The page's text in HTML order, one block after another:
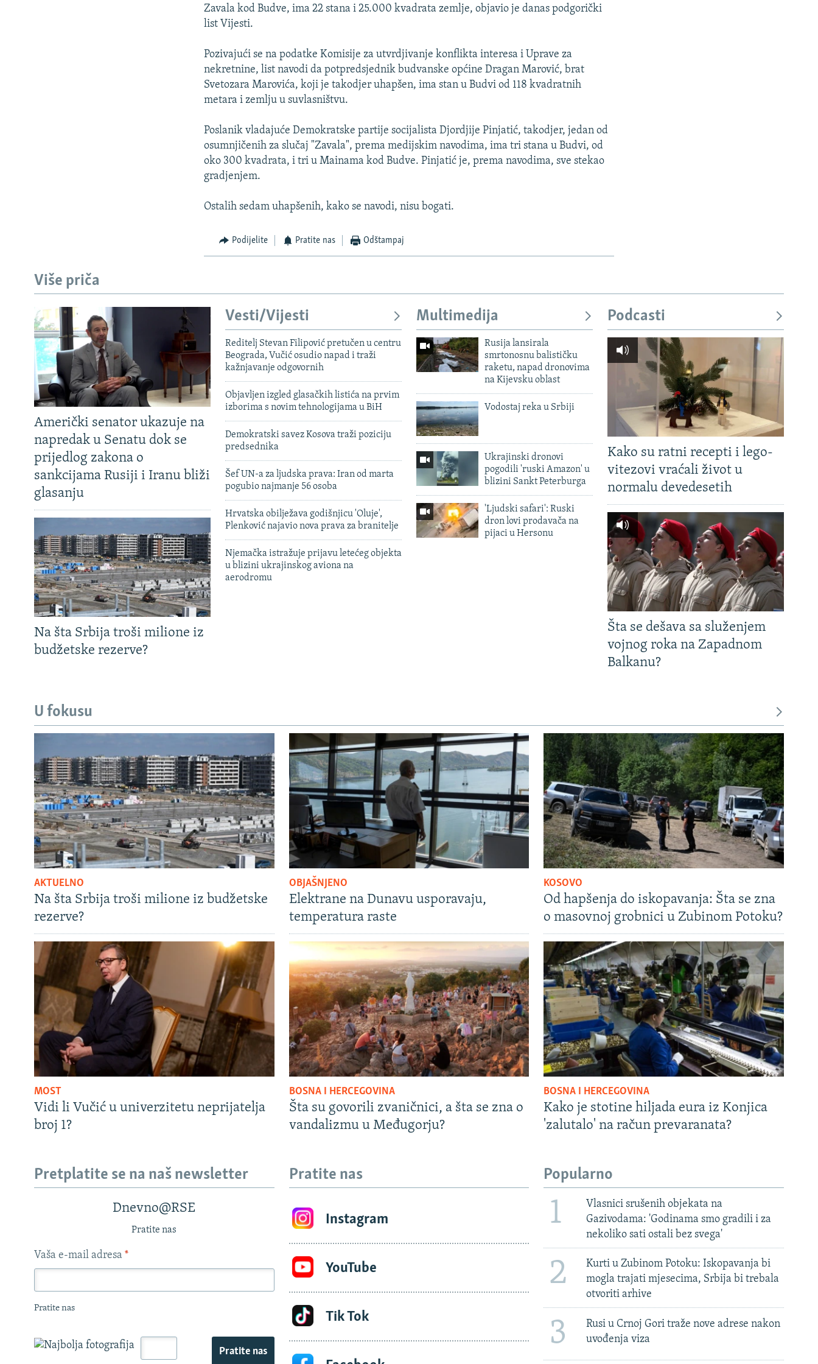
Zavala kod Budve, ima 22 stana i 25.000 kvadrata zemlje, objavio je danas podgorički
list Vijesti.
Pozivajući se na podatke Komisije za utvrdjivanje konflikta interesa i Uprave za
nekretnine, list navodi da potpredsjednik budvanske općine Dragan Marović, brat
Svetozara Marovića, koji je takodjer uhapšen, ima stan u Budvi od 118 kvadratnih
metara i zemlju u suvlasništvu.
Poslanik vladajuće Demokratske partije socijalista Djordjije Pinjatić, takodjer, jedan od
osumnjičenih za slučaj "Zavala", prema medijskim navodima, ima tri stana u Budvi, od
oko 300 kvadrata, i tri u Mainama kod Budve. Pinjatić je, prema navodima, sve stekao
gradjenjem.
Ostalih sedam uhapšenih, kako se navodi, nisu bogati.
Podijelite Pratite nas Odštampaj
Više priča
Američki senator ukazuje na
napredak u Senatu dok se
prijedlog zakona o
sankcijama Rusiji i Iranu bliži
glasanju
Na šta Srbija troši milione iz
budžetske rezerve?
Vesti/Vijesti
Reditelj Stevan Filipović pretučen u centru
Beograda, Vučić osudio napad i traži
kažnjavanje odgovornih
Objavljen izgled glasačkih listića na prvim
izborima s novim tehnologijama u BiH
Demokratski savez Kosova traži poziciju
predsednika
Šef UN-a za ljudska prava: Iran od marta
pogubio najmanje 56 osoba
Hrvatska obilježava godišnjicu 'Oluje',
Plenković najavio nova prava za branitelje
Njemačka istražuje prijavu letećeg objekta
u blizini ukrajinskog aviona na
aerodromu
Multimedija
Rusija lansirala
smrtonosnu balističku
raketu, napad dronovima
na Kijevsku oblast
Vodostaj reka u Srbiji
Ukrajinski dronovi
pogodili 'ruski Amazon' u
blizini Sankt Peterburga
'Ljudski safari': Ruski
dron lovi prodavača na
pijaci u Hersonu
Podcasti
Kako su ratni recepti i lego-
vitezovi vraćali život u
normalu devedesetih
Šta se dešava sa služenjem
vojnog roka na Zapadnom
Balkanu?
U fokusu
AKTUELNO
Na šta Srbija troši milione iz budžetske
rezerve?
OBJAŠNJENO
Elektrane na Dunavu usporavaju,
temperatura raste
KOSOVO
Od hapšenja do iskopavanja: Šta se zna
o masovnoj grobnici u Zubinom Potoku?
MOST
Vidi li Vučić u univerzitetu neprijatelja
broj 1?
BOSNA I HERCEGOVINA
Šta su govorili zvaničnici, a šta se zna o
vandalizmu u Međugorju?
BOSNA I HERCEGOVINA
Kako je stotine hiljada eura iz Konjica
'zalutalo' na račun prevaranata?
Pretplatite se na naš newsletter
Dnevno@RSE
Pratite nas
Vaša e-mail adresa *
Pratite nas
Pratite nas
Pratite nas
Instagram
YouTube
Tik Tok
Popularno
1
Vlasnici srušenih objekata na
Gazivodama: 'Godinama smo gradili i za
nekoliko sati ostali bez svega'
2
Kurti u Zubinom Potoku: Iskopavanja bi
mogla trajati mjesecima, Srbija bi trebala
otvoriti arhive
3
Rusi u Crnoj Gori traže nove adrese nakon
uvođenja viza